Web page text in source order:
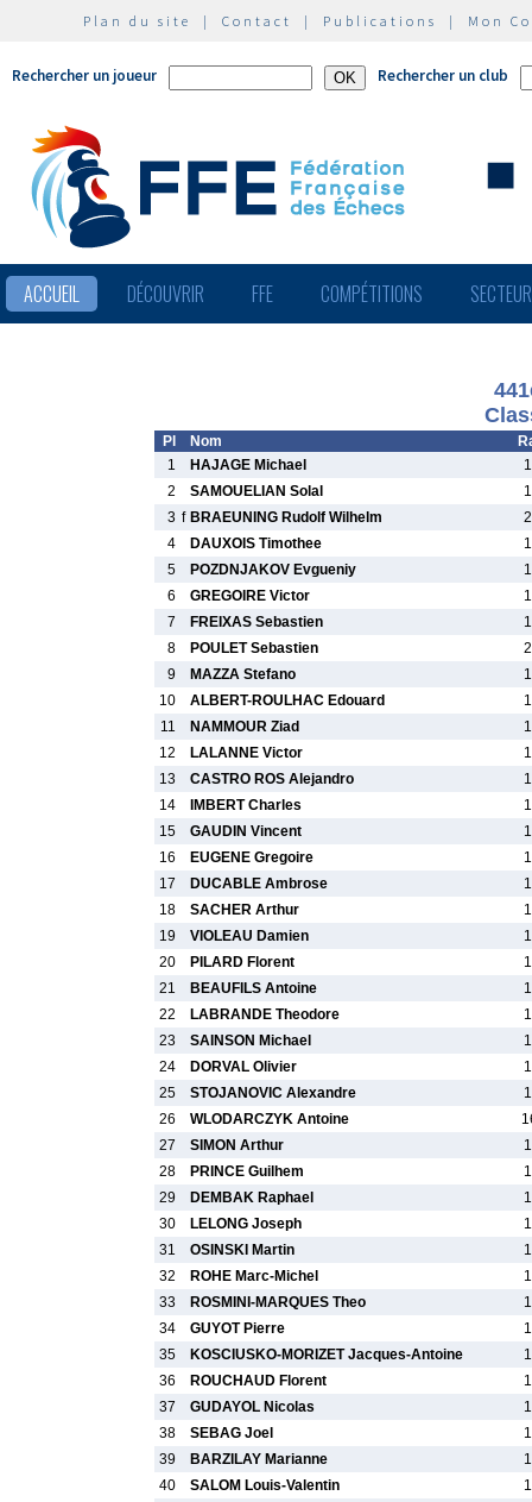
Plan du site | Contact | Publications | Mon
Rechercher un joueur Rechercher un club
ACCUEIL DÉCOUVRIR FFE COMPÉTITIONS
Pl Nom
1
HAJAGE Michael
2
SAMOUELIAN Solal
3 f BRAEUNING Rudolf Wilhelm
4
DAUXOIS Timothee
5
POZDNJAKOV Evgueniy
6
GREGOIRE Victor
7
FREIXAS Sebastien
8
POULET Sebastien
9
MAZZA Stefano
10
ALBERT-ROULHAC Edouard
11
NAMMOUR Ziad
12
LALANNE Victor
13
CASTRO ROS Alejandro
14
IMBERT Charles
15
GAUDIN Vincent
16
EUGENE Gregoire
17
DUCABLE Ambrose
18
SACHER Arthur
19
VIOLEAU Damien
20
PILARD Florent
21
BEAUFILS Antoine
22
LABRANDE Theodore
23
SAINSON Michael
24
DORVAL Olivier
25
STOJANOVIC Alexandre
26
WLODARCZYK Antoine
27
SIMON Arthur
28
PRINCE Guilhem
29
DEMBAK Raphael
30
LELONG Joseph
31
OSINSKI Martin
32
ROHE Marc-Michel
33
ROSMINI-MARQUES Theo
34
GUYOT Pierre
35
KOSCIUSKO-MORIZET Jacques-Antoine
36
ROUCHAUD Florent
37
GUDAYOL Nicolas
38
SEBAG Joel
39
BARZILAY Marianne
40
SALOM Louis-Valentin